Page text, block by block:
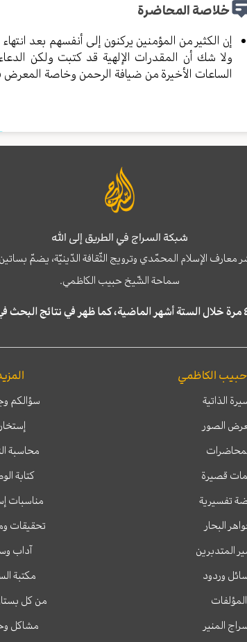
خلاصة المحاضرة
إن الكثير من المؤمنين يركنون إلى أنفسهم بعد
ولا شك أن المقدرات الإلهية قد كتبت ولكن
الساعات الأخيرة من ضيافة الرحمن وخاصة المعرض
شبكة السراج في الطريق إلى الله
معارف الإسلام المحمّدي وترويج الثّقافة الدّينيّة، يضمّ
سماحة الشّيخ حبيب الكاظمي.
الكاظمي
الذاتية
الصور
قصيرة
تفسيرية
البحار
المتدبرين
وردود
المؤلفات
المنير
سؤالكم
محاسبة
كتابة
مناسبات
تحقيقات
آداب
مكتبة
من كل
مشاكل